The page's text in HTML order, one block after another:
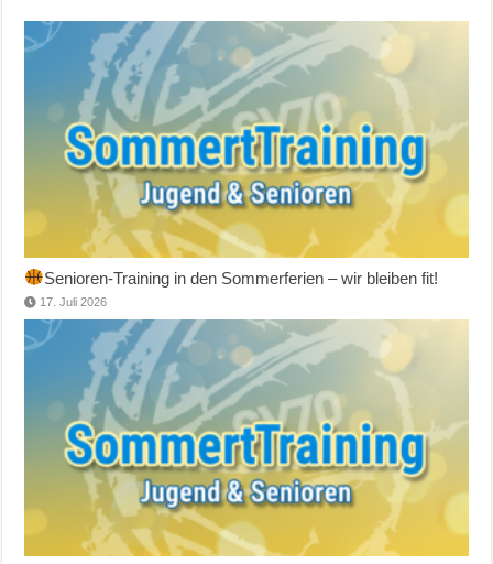
Senioren-Training in den Sommerferien – wir bleiben fit!
17. Juli 2026